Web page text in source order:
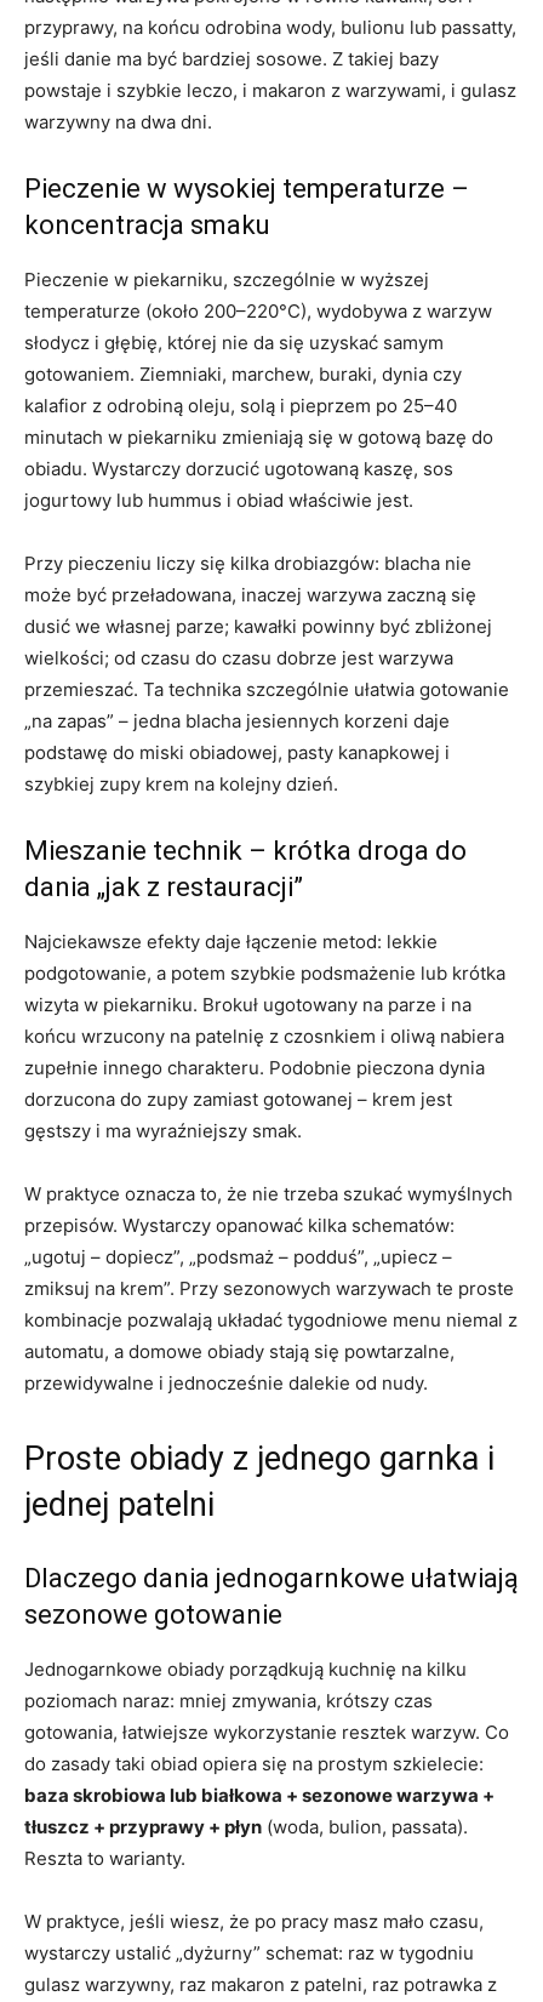
przyprawy, na końcu odrobina wody, bulionu lub passatty,
jeśli danie ma być bardziej sosowe. Z takiej bazy
powstaje i szybkie leczo, i makaron z warzywami, i gulasz
warzywny na dwa dni.
Pieczenie w wysokiej temperaturze –
koncentracja smaku
Pieczenie w piekarniku, szczególnie w wyższej
temperaturze (około 200–220°C), wydobywa z warzyw
słodycz i głębię, której nie da się uzyskać samym
gotowaniem. Ziemniaki, marchew, buraki, dynia czy
kalafior z odrobiną oleju, solą i pieprzem po 25–40
minutach w piekarniku zmieniają się w gotową bazę do
obiadu. Wystarczy dorzucić ugotowaną kaszę, sos
jogurtowy lub hummus i obiad właściwie jest.
Przy pieczeniu liczy się kilka drobiazgów: blacha nie
może być przeładowana, inaczej warzywa zaczną się
dusić we własnej parze; kawałki powinny być zbliżonej
wielkości; od czasu do czasu dobrze jest warzywa
przemieszać. Ta technika szczególnie ułatwia gotowanie
„na zapas” – jedna blacha jesiennych korzeni daje
podstawę do miski obiadowej, pasty kanapkowej i
szybkiej zupy krem na kolejny dzień.
Mieszanie technik – krótka droga do
dania „jak z restauracji”
Najciekawsze efekty daje łączenie metod: lekkie
podgotowanie, a potem szybkie podsmażenie lub krótka
wizyta w piekarniku. Brokuł ugotowany na parze i na
końcu wrzucony na patelnię z czosnkiem i oliwą nabiera
zupełnie innego charakteru. Podobnie pieczona dynia
dorzucona do zupy zamiast gotowanej – krem jest
gęstszy i ma wyraźniejszy smak.
W praktyce oznacza to, że nie trzeba szukać wymyślnych
przepisów. Wystarczy opanować kilka schematów:
„ugotuj – dopiecz”, „podsmaż – podduś”, „upiecz –
zmiksuj na krem”. Przy sezonowych warzywach te proste
kombinacje pozwalają układać tygodniowe menu niemal z
automatu, a domowe obiady stają się powtarzalne,
przewidywalne i jednocześnie dalekie od nudy.
Proste obiady z jednego garnka i
jednej patelni
Dlaczego dania jednogarnkowe ułatwiają
sezonowe gotowanie
Jednogarnkowe obiady porządkują kuchnię na kilku
poziomach naraz: mniej zmywania, krótszy czas
gotowania, łatwiejsze wykorzystanie resztek warzyw. Co
do zasady taki obiad opiera się na prostym szkielecie:
baza skrobiowa lub białkowa + sezonowe warzywa +
tłuszcz + przyprawy + płyn (woda, bulion, passata).
Reszta to warianty.
W praktyce, jeśli wiesz, że po pracy masz mało czasu,
wystarczy ustalić „dyżurny” schemat: raz w tygodniu
gulasz warzywny, raz makaron z patelni, raz potrawka z